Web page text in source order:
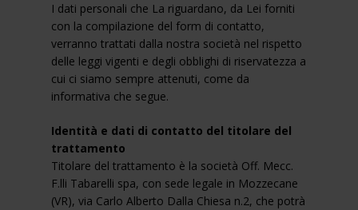
I dati personali che La riguardano, da Lei forniti
con la compilazione del form di contatto,
verranno trattati dalla nostra società nel rispetto
delle leggi vigenti e degli obblighi di riservatezza a
cui ci siamo sempre attenuti, come da
informativa che segue.
Identità e dati di contatto del titolare del
trattamento
Titolare del trattamento è la società Off. Mecc.
F.lli Tabarelli spa, con sede legale in Mozzecane
(VR), via Carlo Alberto Dalla Chiesa n.2, che potrà